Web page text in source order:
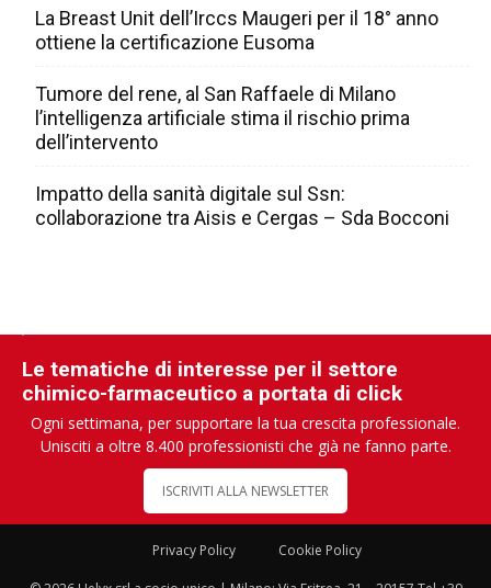
La Breast Unit dell’Irccs Maugeri per il 18° anno
ottiene la certificazione Eusoma
Tumore del rene, al San Raffaele di Milano
l’intelligenza artificiale stima il rischio prima
dell’intervento
Impatto della sanità digitale sul Ssn:
collaborazione tra Aisis e Cergas – Sda Bocconi
Le tematiche di interesse per il settore
chimico-farmaceutico a portata di click
Ogni settimana, per supportare la tua crescita professionale.
Unisciti a oltre 8.400 professionisti che già ne fanno parte.
ISCRIVITI ALLA NEWSLETTER
Privacy Policy Cookie Policy